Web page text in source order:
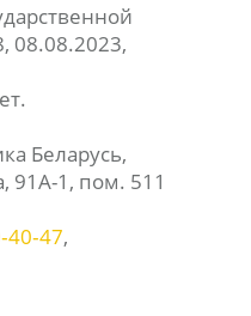
08.08.2023,
Беларусь,
91А-1, пом. 511
,